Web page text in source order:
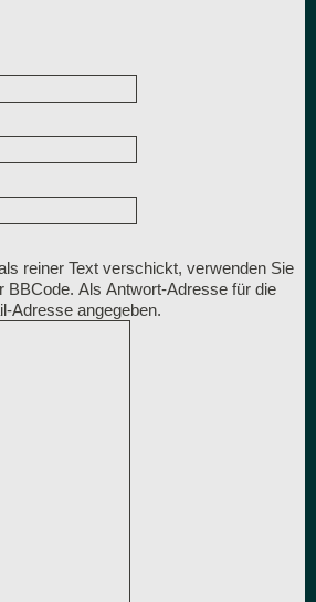
reiner Text verschickt, verwenden Sie
BBCode. Als Antwort-Adresse für die
Adresse angegeben.